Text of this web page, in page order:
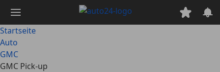
Hauptinhalt
springen
Startseite
Auto
GMC
GMC Pick-up